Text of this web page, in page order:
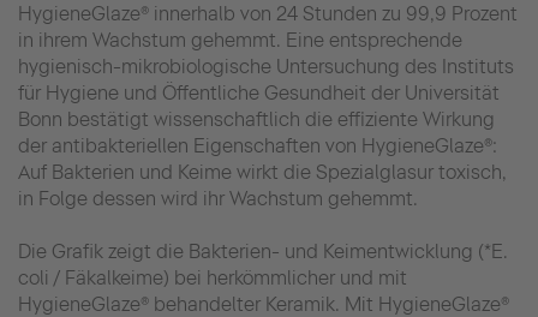
HygieneGlaze® innerhalb von 24 Stunden zu 99,9 Prozent
in ihrem Wachstum gehemmt. Eine entsprechende
hygienisch-mikrobiologische Untersuchung des Instituts
für Hygiene und Öffentliche Gesundheit der Universität
Bonn bestätigt wissenschaftlich die effiziente Wirkung
der antibakteriellen Eigenschaften von HygieneGlaze®:
Auf Bakterien und Keime wirkt die Spezialglasur toxisch,
in Folge dessen wird ihr Wachstum gehemmt.
Die Grafik zeigt die Bakterien- und Keimentwicklung (*E.
coli / Fäkalkeime) bei herkömmlicher und mit
HygieneGlaze® behandelter Keramik. Mit HygieneGlaze®